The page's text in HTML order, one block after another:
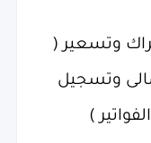
وتسعير (
وتسجيل
)